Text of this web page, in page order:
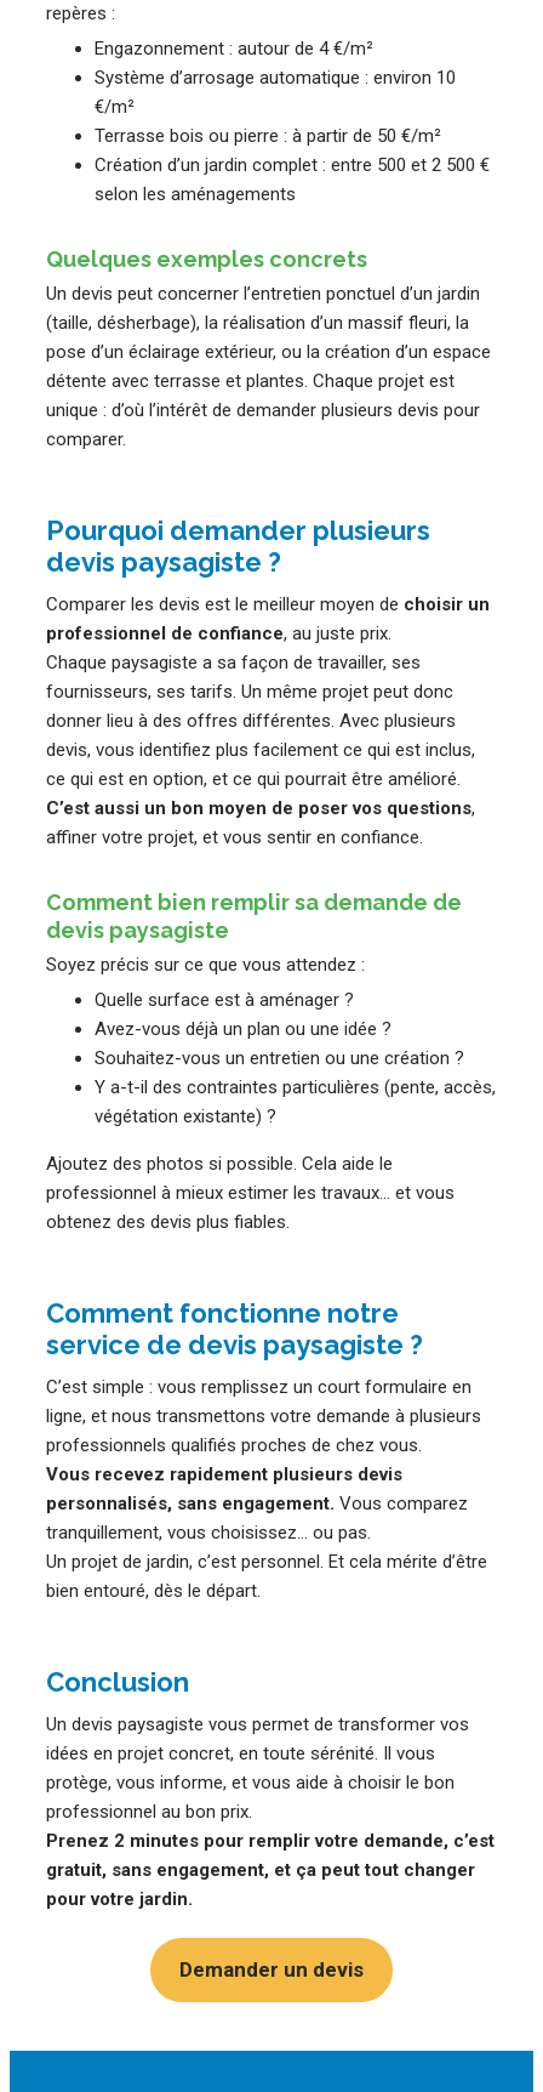
repères :
Engazonnement : autour de 4 €/m²
Système d’arrosage automatique : environ 10
€/m²
Terrasse bois ou pierre : à partir de 50 €/m²
Création d’un jardin complet : entre 500 et 2 500 €
selon les aménagements
Quelques exemples concrets
Un devis peut concerner l’entretien ponctuel d’un jardin
(taille, désherbage), la réalisation d’un massif fleuri, la
pose d’un éclairage extérieur, ou la création d’un espace
détente avec terrasse et plantes. Chaque projet est
unique : d’où l’intérêt de demander plusieurs devis pour
comparer.
Pourquoi demander plusieurs
devis paysagiste ?
Comparer les devis est le meilleur moyen de choisir un
professionnel de confiance, au juste prix.
Chaque paysagiste a sa façon de travailler, ses
fournisseurs, ses tarifs. Un même projet peut donc
donner lieu à des offres différentes. Avec plusieurs
devis, vous identifiez plus facilement ce qui est inclus,
ce qui est en option, et ce qui pourrait être amélioré.
C’est aussi un bon moyen de poser vos questions,
affiner votre projet, et vous sentir en confiance.
Comment bien remplir sa demande de
devis paysagiste
Soyez précis sur ce que vous attendez :
Quelle surface est à aménager ?
Avez-vous déjà un plan ou une idée ?
Souhaitez-vous un entretien ou une création ?
Y a-t-il des contraintes particulières (pente, accès,
végétation existante) ?
Ajoutez des photos si possible. Cela aide le
professionnel à mieux estimer les travaux… et vous
obtenez des devis plus fiables.
Comment fonctionne notre
service de devis paysagiste ?
C’est simple : vous remplissez un court formulaire en
ligne, et nous transmettons votre demande à plusieurs
professionnels qualifiés proches de chez vous.
Vous recevez rapidement plusieurs devis
personnalisés, sans engagement. Vous comparez
tranquillement, vous choisissez… ou pas.
Un projet de jardin, c’est personnel. Et cela mérite d’être
bien entouré, dès le départ.
Conclusion
Un devis paysagiste vous permet de transformer vos
idées en projet concret, en toute sérénité. Il vous
protège, vous informe, et vous aide à choisir le bon
professionnel au bon prix.
Prenez 2 minutes pour remplir votre demande, c’est
gratuit, sans engagement, et ça peut tout changer
pour votre jardin.
Demander un devis